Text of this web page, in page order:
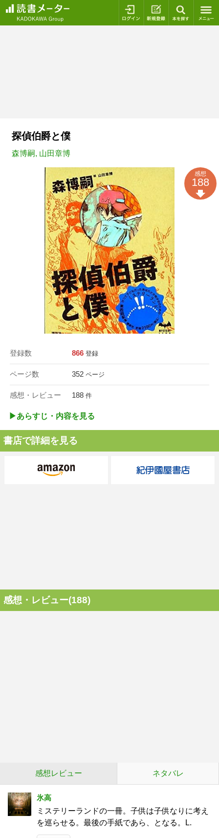
ログイン 新規登録
探偵伯爵と僕
森博嗣, 山田章博
登録数 866 登録
ページ数 352 ページ
感想・レビュー 188 件
感想
188
▶︎あらすじ・内容を見る
書店で詳細を見る
感想・レビュー(188)
感想レビュー ネタバレ
氷高
ミステリーランドの一冊。子供は子供なりに考え
を巡らせる。最後の手紙であら、となる。L.